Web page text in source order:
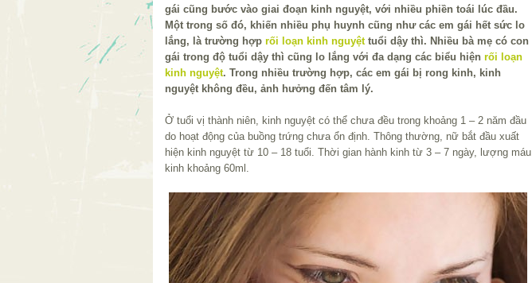
gái cũng bước vào giai đoạn kinh nguyệt, với nhiều phiền toái lúc đầu.
Một trong số đó, khiến nhiều phụ huynh cũng như các em gái hết sức lo
lắng, là trường hợp rối loạn kinh nguyệt tuổi dậy thì. Nhiều bà mẹ có con
gái trong độ tuổi dậy thì cũng lo lắng với đa dạng các biểu hiện rối loạn
kinh nguyệt. Trong nhiều trường hợp, các em gái bị rong kinh, kinh
nguyệt không đều, ảnh hưởng đến tâm lý.
Ở tuổi vị thành niên, kinh nguyệt có thể chưa đều trong khoảng 1 – 2 năm đầu
do hoạt động của buồng trứng chưa ổn định. Thông thường, nữ bắt đầu xuất
hiện kinh nguyệt từ 10 – 18 tuổi. Thời gian hành kinh từ 3 – 7 ngày, lượng máu
kinh khoảng 60ml.